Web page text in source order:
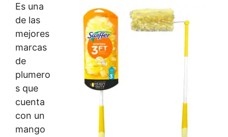
Es una
de las
mejores
marcas
de
plumero
s que
cuenta
con un
mango